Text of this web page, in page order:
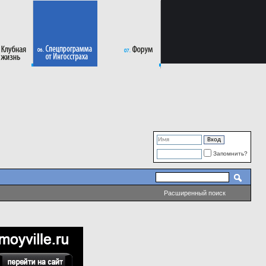
Запомнить?
Расширенный поиск